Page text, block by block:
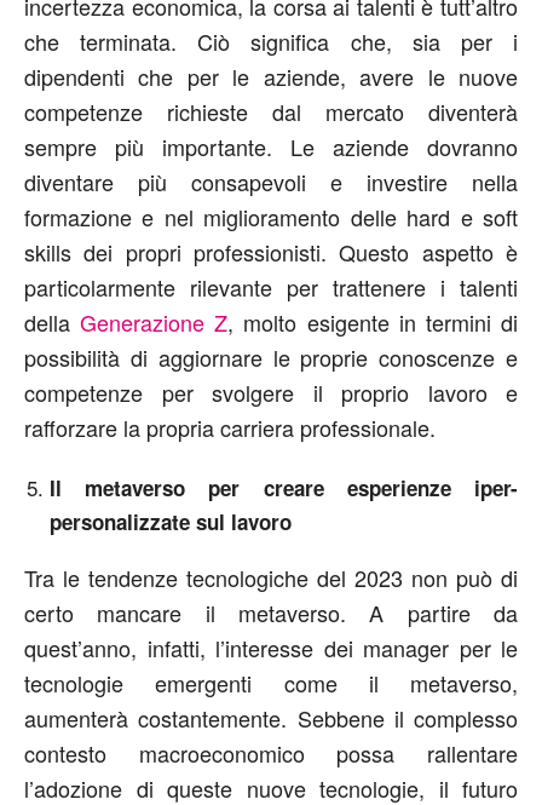
che terminata. Ciò significa che, sia per i
dipendenti che per le aziende, avere le nuove
competenze richieste dal mercato diventerà
sempre più importante. Le aziende dovranno
diventare più consapevoli e investire nella
formazione e nel miglioramento delle hard e soft
skills dei propri professionisti. Questo aspetto è
particolarmente rilevante per trattenere i talenti
dellaGenerazione Z, molto esigente in termini di
possibilità di aggiornare le proprie conoscenze e
competenze per svolgere il proprio lavoro e
rafforzare la propria carriera professionale.
Il metaverso per creare esperienze iper-
personalizzate sul lavoro
Tra le tendenze tecnologiche del 2023 non può di
certo mancare il metaverso. A partire da
quest’anno, infatti, l’interesse dei manager per le
tecnologie emergenti come il metaverso,
aumenterà costantemente. Sebbene il complesso
contesto macroeconomico possa rallentare
l’adozione di queste nuove tecnologie, il futuro